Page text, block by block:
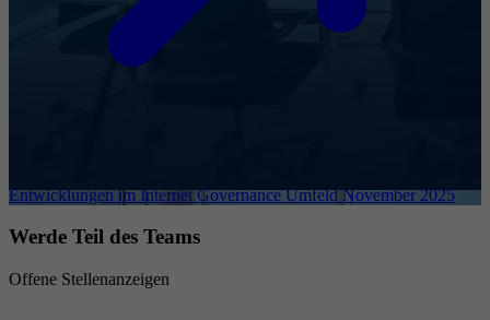
Entwicklungen im Internet Governance Umfeld November 2025
Werde Teil des Teams
Offene Stellenanzeigen